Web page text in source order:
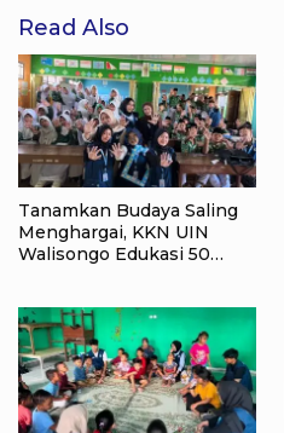
Read Also
Tanamkan Budaya Saling
Menghargai, KKN UIN
Walisongo Edukasi 50